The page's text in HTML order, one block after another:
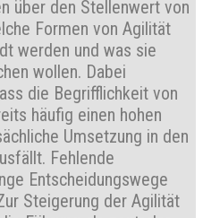
über den Stellenwert von
Formen von Agilität
werden und was sie
wollen. Dabei
die Begrifflichkeit von
häufig einen hohen
Umsetzung in den
Fehlende
Entscheidungswege
Steigerung der Agilität